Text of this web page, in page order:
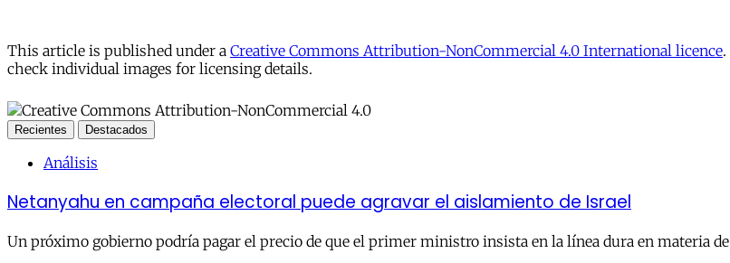
This article is published under a Creative Commons Attribution-NonCommercial 4.0 International licence
check individual images for licensing details.
Recientes Destacados
Análisis
Netanyahu en campaña electoral puede agravar el aislamiento de Israel
Un próximo gobierno podría pagar el precio de que el primer ministro insista en la línea dura en materia